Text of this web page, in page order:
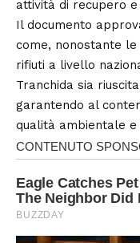
attività di recupero
Il documento
come, nonostante
rifiuti a livello
Tranchida sia
garantendo al
qualità ambientale